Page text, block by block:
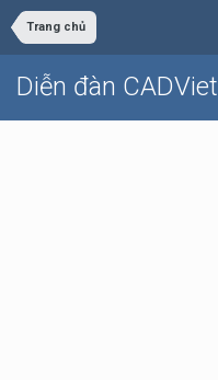
Trang chủ
Diễn đàn CADViet